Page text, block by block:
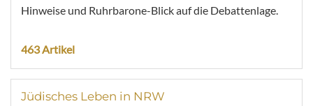
Hinweise und Ruhrbarone-Blick auf die Debattenlage.
463 Artikel
Jüdisches Leben in NRW